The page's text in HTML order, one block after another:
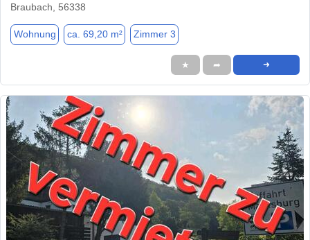
Braubach, 56338
Wohnung ca. 69,20 m² Zimmer 3
★ ➦ ➜